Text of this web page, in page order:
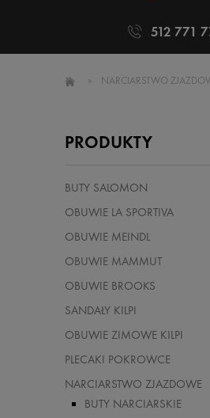
512 771
» NARCIARSTWO
PRODUKTY
BUTY SALOMON
OBUWIE LA SPORTIVA
OBUWIE MEINDL
OBUWIE MAMMUT
OBUWIE BROOKS
SANDAŁY KILPI
OBUWIE ZIMOWE KILPI
PLECAKI POKROWCE
NARCIARSTWO ZJAZDOWE
BUTY NARCIARSKIE